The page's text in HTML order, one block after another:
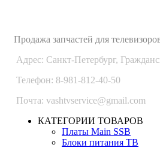
Продажа запчастей для
Адрес: Санкт-Петербург,
Телефон: 8-981-812-40-50
Почта: vashtvservice@gmail.com
КАТЕГОРИИ ТОВАРОВ
Платы Main SSB
Блоки питания ТВ